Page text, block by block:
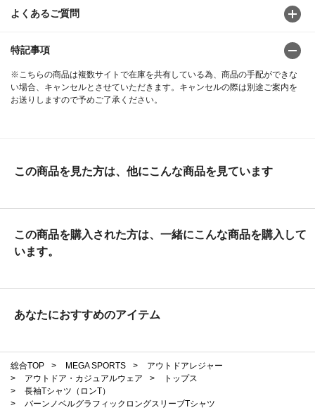
よくあるご質問
特記事項
※こちらの商品は複数サイトで在庫を共有している為、商品の手配ができな
い場合、キャンセルとさせていただきます。キャンセルの際は別途ご案内を
お送りしますので予めご了承ください。
この商品を見た方は、他にこんな商品を見ています
この商品を購入された方は、一緒にこんな商品を購入して
います。
あなたにおすすめのアイテム
総合TOP > MEGA SPORTS >
アウトドアレジャー
>
アウトドア・カジュアルウェア >
トップス
>
長袖Tシャツ（ロンT）
>
バーンノベルグラフィックロングスリーブTシャツ